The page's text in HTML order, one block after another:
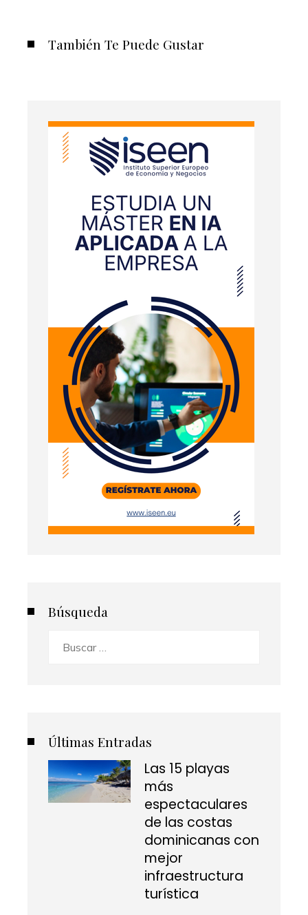
También Te Puede Gustar
Búsqueda
Últimas Entradas
Las 15 playas
más
espectaculares
de las costas
dominicanas con
mejor
infraestructura
turística